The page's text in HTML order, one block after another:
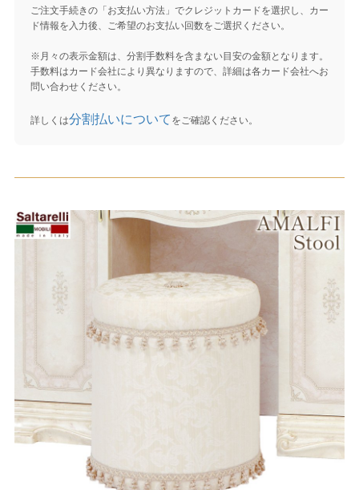
ご注文手続きの「お支払い方法」でクレジットカードを選択し、カー
ド情報を入力後、ご希望のお支払い回数をご選択ください。
※月々の表示金額は、分割手数料を含まない目安の金額となります。
手数料はカード会社により異なりますので、詳細は各カード会社へお
問い合わせください。
詳しくは分割払いについて をご確認ください。